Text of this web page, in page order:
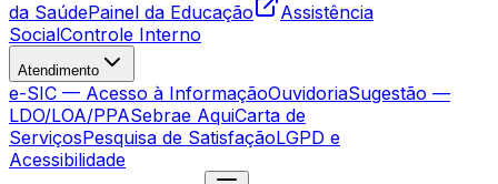
da SaúdePainel da Educação
Assistência
SocialControle Interno
Atendimento
e-SIC — Acesso à InformaçãoOuvidoriaSugestão —
LDO/LOA/PPASebrae AquiCarta de
ServiçosPesquisa de SatisfaçãoLGPD e
Acessibilidade